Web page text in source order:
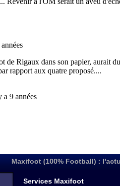
Maxifoot (100% Football) :
Services Maxifoot